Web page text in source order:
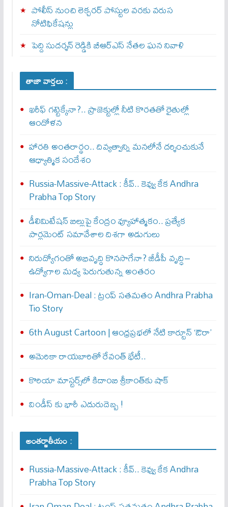
పోలీస్ నుంచి లెక్చరర్ పోస్టుల వరకు వరుస
నోటిఫికేషన్లు
పెద్ది సుదర్శన్ రెడ్డికి బీఆర్‌ఎస్ నేతల ఘన నివాళి
తాజా వార్తలు :
ఖరీఫ్ గట్టెక్కేనా?.. ప్రాజెక్టుల్లో నీటి కొరతతో రైతుల్లో
ఆందోళన
హారతి అంతరార్థం.. దివ్యత్వాన్ని మనలోనే దర్శించుకునే
ఆధ్యాత్మిక సందేశం
Russia-Massive-Attack : కీవ్‌.. కెవ్వు కేక‌ Andhra
Prabha Top Story
డీలిమిటేషన్ బిల్లుపై కేంద్రం వ్యూహాత్మకం.. ప్రత్యేక
పార్లమెంట్ సమావేశాల దిశగా అడుగులు
నిరుద్యోగంతో అభివృద్ధి కొనసాగేనా? జీడీపీ వృద్ధి–
ఉద్యోగాల మధ్య పెరుగుతున్న అంతరం
Iran-Oman-Deal : ట్రంప్ స‌త‌మ‌తం Andhra Prabha
Tio Story
6th August Cartoon | ఆంధ్రప్రభలో నేటి కార్టూన్ ‘ఔరా’
అమెరికా రాయబారితో రేవంత్ భేటీ..
కొరియా మాస్టర్స్‌లో కిదాంబి శ్రీకాంత్‌కు షాక్
విండీస్ కు భారీ ఎదురుదెబ్బ !
అంతర్జాతీయం :
Russia-Massive-Attack : కీవ్‌.. కెవ్వు కేక‌ Andhra
Prabha Top Story